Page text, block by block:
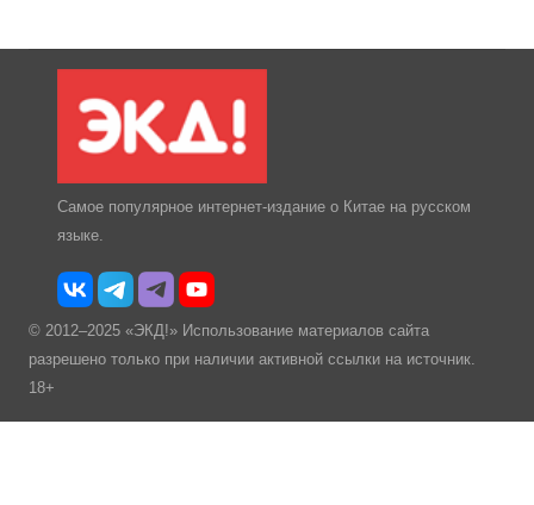
Самое популярное интернет-издание о Китае на русском
языке.
© 2012–2025 «ЭКД!» Использование материалов сайта
разрешено только при наличии активной ссылки на источник.
18+